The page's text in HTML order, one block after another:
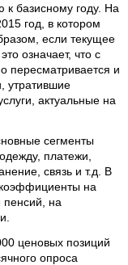
базисному году. На
год, в котором
если текущее
означает, что с
пересматривается и
утратившие
актуальные на
сегменты
платежи,
связь и т.д. В
на
пенсий, на
ценовых позиций
опроса